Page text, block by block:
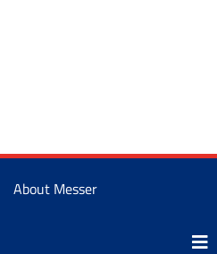
About Messer